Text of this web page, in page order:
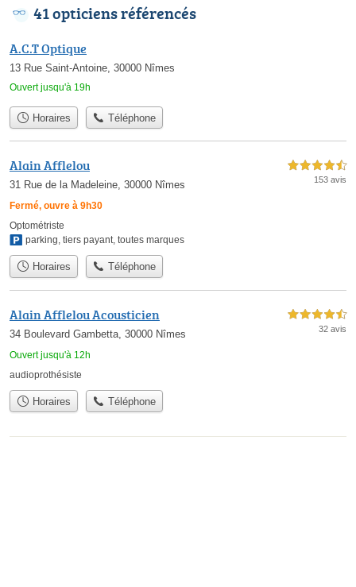
41 opticiens référencés
A.C.T Optique
13 Rue Saint-Antoine, 30000 Nîmes
Ouvert jusqu'à 19h
Horaires Téléphone
Alain Afflelou
31 Rue de la Madeleine, 30000 Nîmes
Fermé, ouvre à 9h30
4,5 étoiles sur 5
153 avis
Optométriste
parking, tiers payant, toutes marques
Horaires Téléphone
Alain Afflelou Acousticien
34 Boulevard Gambetta, 30000 Nîmes
Ouvert jusqu'à 12h
4,5 étoiles sur 5
32 avis
audioprothésiste
Horaires Téléphone